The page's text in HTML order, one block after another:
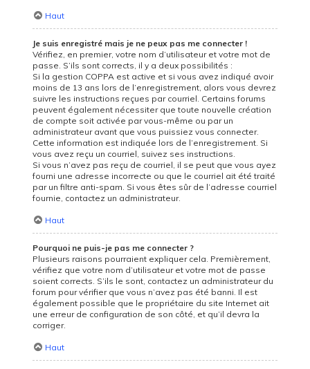
Haut
Je suis enregistré mais je ne peux pas me connecter !
Vérifiez, en premier, votre nom d’utilisateur et votre mot de
passe. S’ils sont corrects, il y a deux possibilités :
Si la gestion COPPA est active et si vous avez indiqué avoir
moins de 13 ans lors de l’enregistrement, alors vous devrez
suivre les instructions reçues par courriel. Certains forums
peuvent également nécessiter que toute nouvelle création
de compte soit activée par vous-même ou par un
administrateur avant que vous puissiez vous connecter.
Cette information est indiquée lors de l’enregistrement. Si
vous avez reçu un courriel, suivez ses instructions.
Si vous n’avez pas reçu de courriel, il se peut que vous ayez
fourni une adresse incorrecte ou que le courriel ait été traité
par un filtre anti-spam. Si vous êtes sûr de l’adresse courriel
fournie, contactez un administrateur.
Haut
Pourquoi ne puis-je pas me connecter ?
Plusieurs raisons pourraient expliquer cela. Premièrement,
vérifiez que votre nom d’utilisateur et votre mot de passe
soient corrects. S’ils le sont, contactez un administrateur du
forum pour vérifier que vous n’avez pas été banni. Il est
également possible que le propriétaire du site Internet ait
une erreur de configuration de son côté, et qu’il devra la
corriger.
Haut